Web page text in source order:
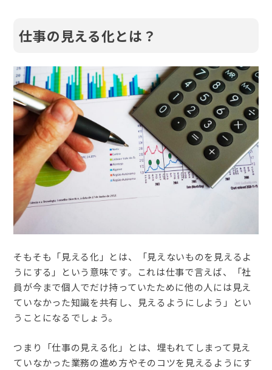
仕事の見える化とは？
そもそも「見える化」とは、「見えないものを見えるよ
うにする」という意味です。これは仕事で言えば、「社
員が今まで個人でだけ持っていたために他の人には見え
ていなかった知識を共有し、見えるようにしよう」とい
うことになるでしょう。
つまり「仕事の見える化」とは、埋もれてしまって見え
ていなかった業務の進め方やそのコツを見えるようにす